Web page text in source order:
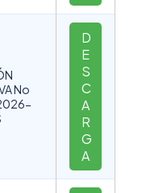
No
D
E
S
C
A
R
G
A